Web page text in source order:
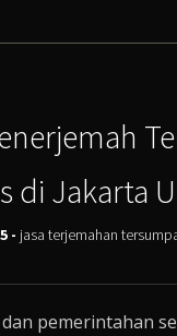
di Jakarta
- jasa terjemahan
pemerintahan